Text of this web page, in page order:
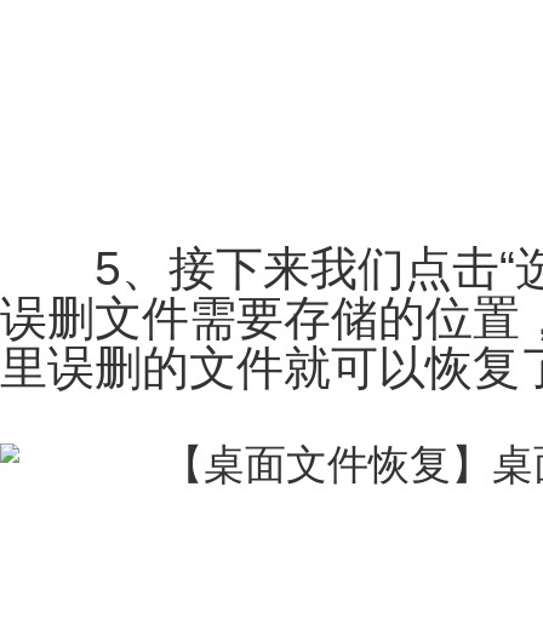
5、接下来我们点击“
误删文件需要存储的位置
里误删的文件就可以恢复